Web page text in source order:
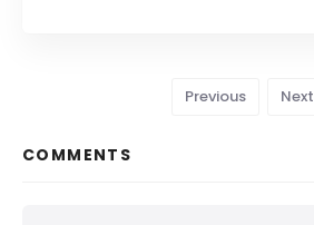
Previous Next
COMMENTS